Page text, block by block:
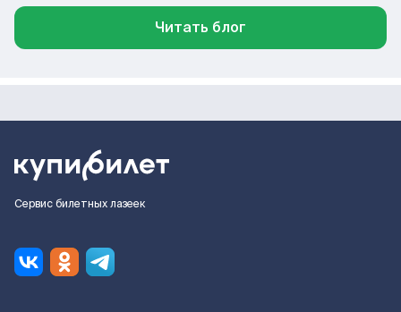
Читать блог
Сервис билетных лазеек